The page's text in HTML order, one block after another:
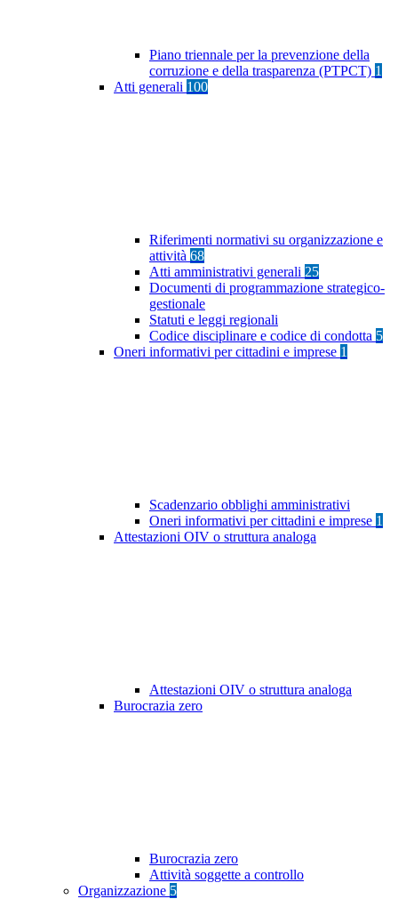
Piano triennale per la prevenzione della
corruzione e della trasparenza (PTPCT) 1
Atti generali 100
Riferimenti normativi su organizzazione e
attività 68
Atti amministrativi generali 25
Documenti di programmazione strategico-
gestionale
Statuti e leggi regionali
Codice disciplinare e codice di condotta 5
Oneri informativi per cittadini e imprese 1
Scadenzario obblighi amministrativi
Oneri informativi per cittadini e imprese 1
Attestazioni OIV o struttura analoga
Attestazioni OIV o struttura analoga
Burocrazia zero
Burocrazia zero
Attività soggette a controllo
Organizzazione 5